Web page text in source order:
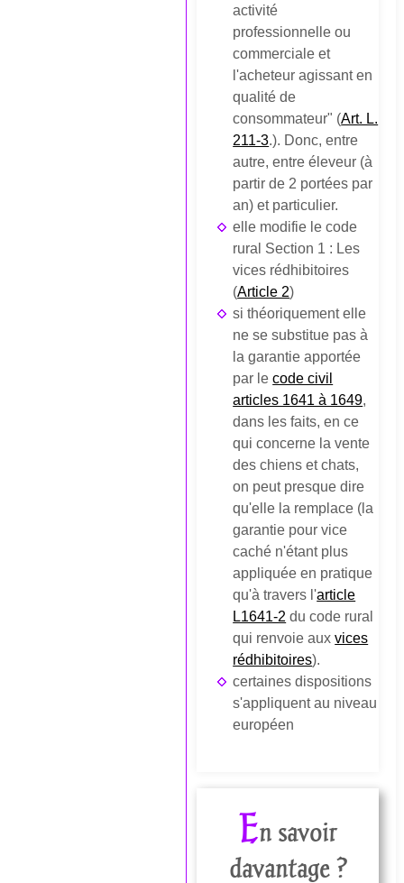
activité
professionnelle ou
commerciale et
l'acheteur agissant en
qualité de
consommateur" (Art. L.
211-3.). Donc, entre
autre, entre éleveur (à
partir de 2 portées par
an) et particulier.
elle modifie le code
rural Section 1 : Les
vices rédhibitoires
(Article 2)
si théoriquement elle
ne se substitue pas à
la garantie apportée
par lecode civil
articles 1641 à 1649,
dans les faits, en ce
qui concerne la vente
des chiens et chats,
on peut presque dire
qu'elle la remplace (la
garantie pour vice
caché n'étant plus
appliquée en pratique
qu'à travers l'article
L1641-2 du code rural
qui renvoie auxvices
rédhibitoires).
certaines dispositions
s'appliquent au niveau
européen
En savoir
davantage ?